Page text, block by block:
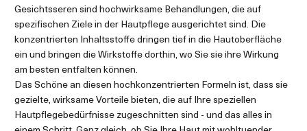
Gesichtsseren sind hochwirksame Behandlungen, die auf
spezifischen Ziele in der Hautpflege ausgerichtet sind. Die
konzentrierten Inhaltsstoffe dringen tief in die Hautoberfläche
ein und bringen die Wirkstoffe dorthin, wo Sie sie ihre Wirkung
am besten entfalten können.
Das Schöne an diesen hochkonzentrierten Formeln ist, dass sie
gezielte, wirksame Vorteile bieten, die auf Ihre speziellen
Hautpflegebedürfnisse zugeschnitten sind - und das alles in